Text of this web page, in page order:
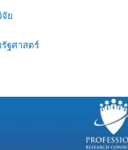
ย
ฐศาสตร์